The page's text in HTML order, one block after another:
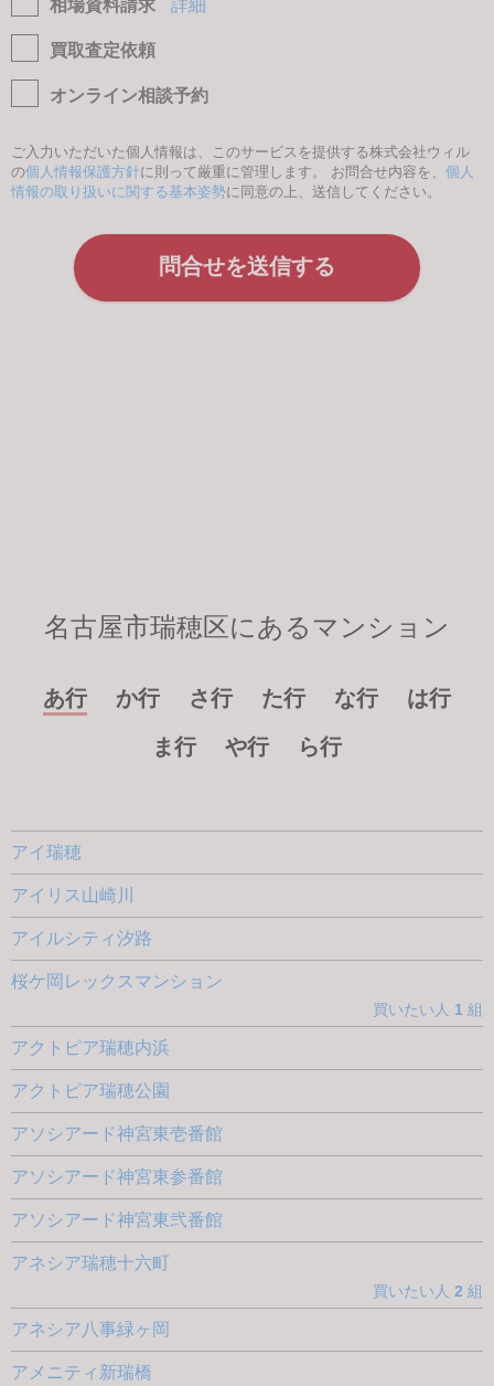
相場資料請求 詳細
買取査定依頼
オンライン相談予約
ご入力いただいた個人情報は、このサービスを提供する株式会社ウィル
の個人情報保護方針に則って厳重に管理します。 お問合せ内容を、 個人
情報の取り扱いに関する基本姿勢に同意の上、送信してください。
名古屋市瑞穂区にあるマンション
あ行 か行 さ行 た行 な行
は行
ま行
や行 ら行
アイ瑞穂
アイリス山崎川
アイルシティ汐路
桜ケ岡レックスマンション
買いたい人 1 組
アクトピア瑞穂内浜
アクトピア瑞穂公園
アソシアード神宮東壱番館
アソシアード神宮東参番館
アソシアード神宮東弐番館
アネシア瑞穂十六町
買いたい人 2 組
アネシア八事緑ヶ岡
アメニティ新瑞橋